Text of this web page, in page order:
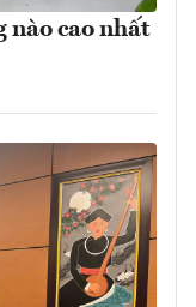
nào cao nhất